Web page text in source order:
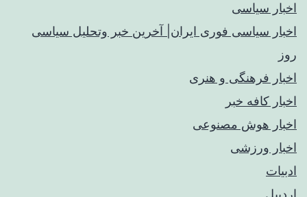
اخبار سیاسی
اخبار سیاسی فوری ایران| آخرین خبر وتحلیل سیاسی
روز
اخبار فرهنگی و هنری
اخبار کافه خبر
اخبار هوش مصنوعی
اخبار ورزشی
ادبیات
اردبیل